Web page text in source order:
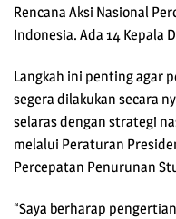
Rencana Aksi Nasional
Indonesia. Ada 14 Kepala
Langkah ini penting agar
segera dilakukan secara
selaras dengan strategi
melalui Peraturan
Percepatan Penurunan
“Saya berharap